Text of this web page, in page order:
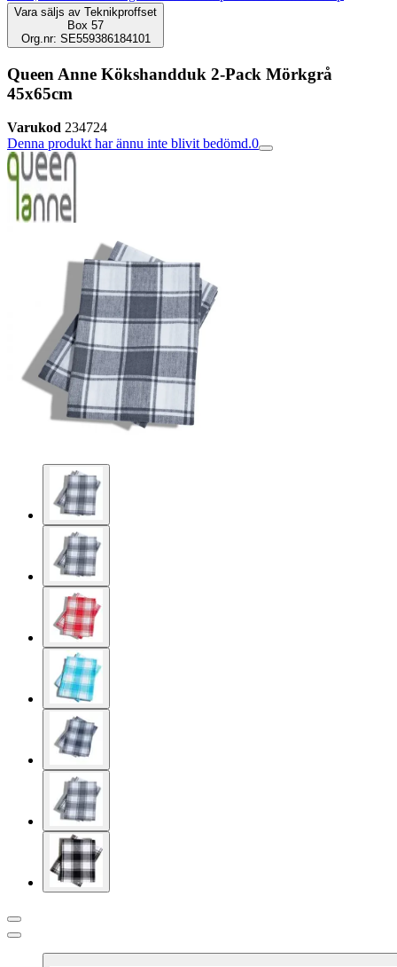
Vara säljs av Teknikproffset
Box 57
Org.nr: SE559386184101
Queen Anne Kökshandduk 2-Pack Mörkgrå
45x65cm
Varukod 234724
Denna produkt har ännu inte blivit bedömd.0